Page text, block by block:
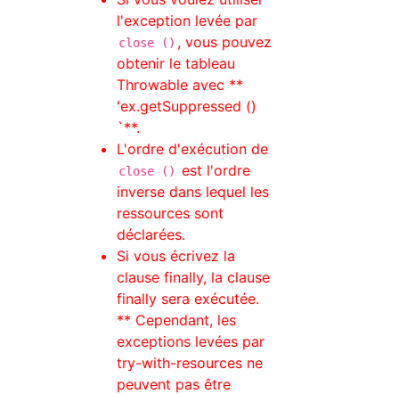
l'exception levée par
close () , vous pouvez
obtenir le tableau
Throwable avec **
ʻex.getSuppressed ()
`**.
L'ordre d'exécution de
close () est l'ordre
inverse dans lequel les
ressources sont
déclarées.
Si vous écrivez la
clause finally, la clause
finally sera exécutée.
** Cependant, les
exceptions levées par
try-with-resources ne
peuvent pas être